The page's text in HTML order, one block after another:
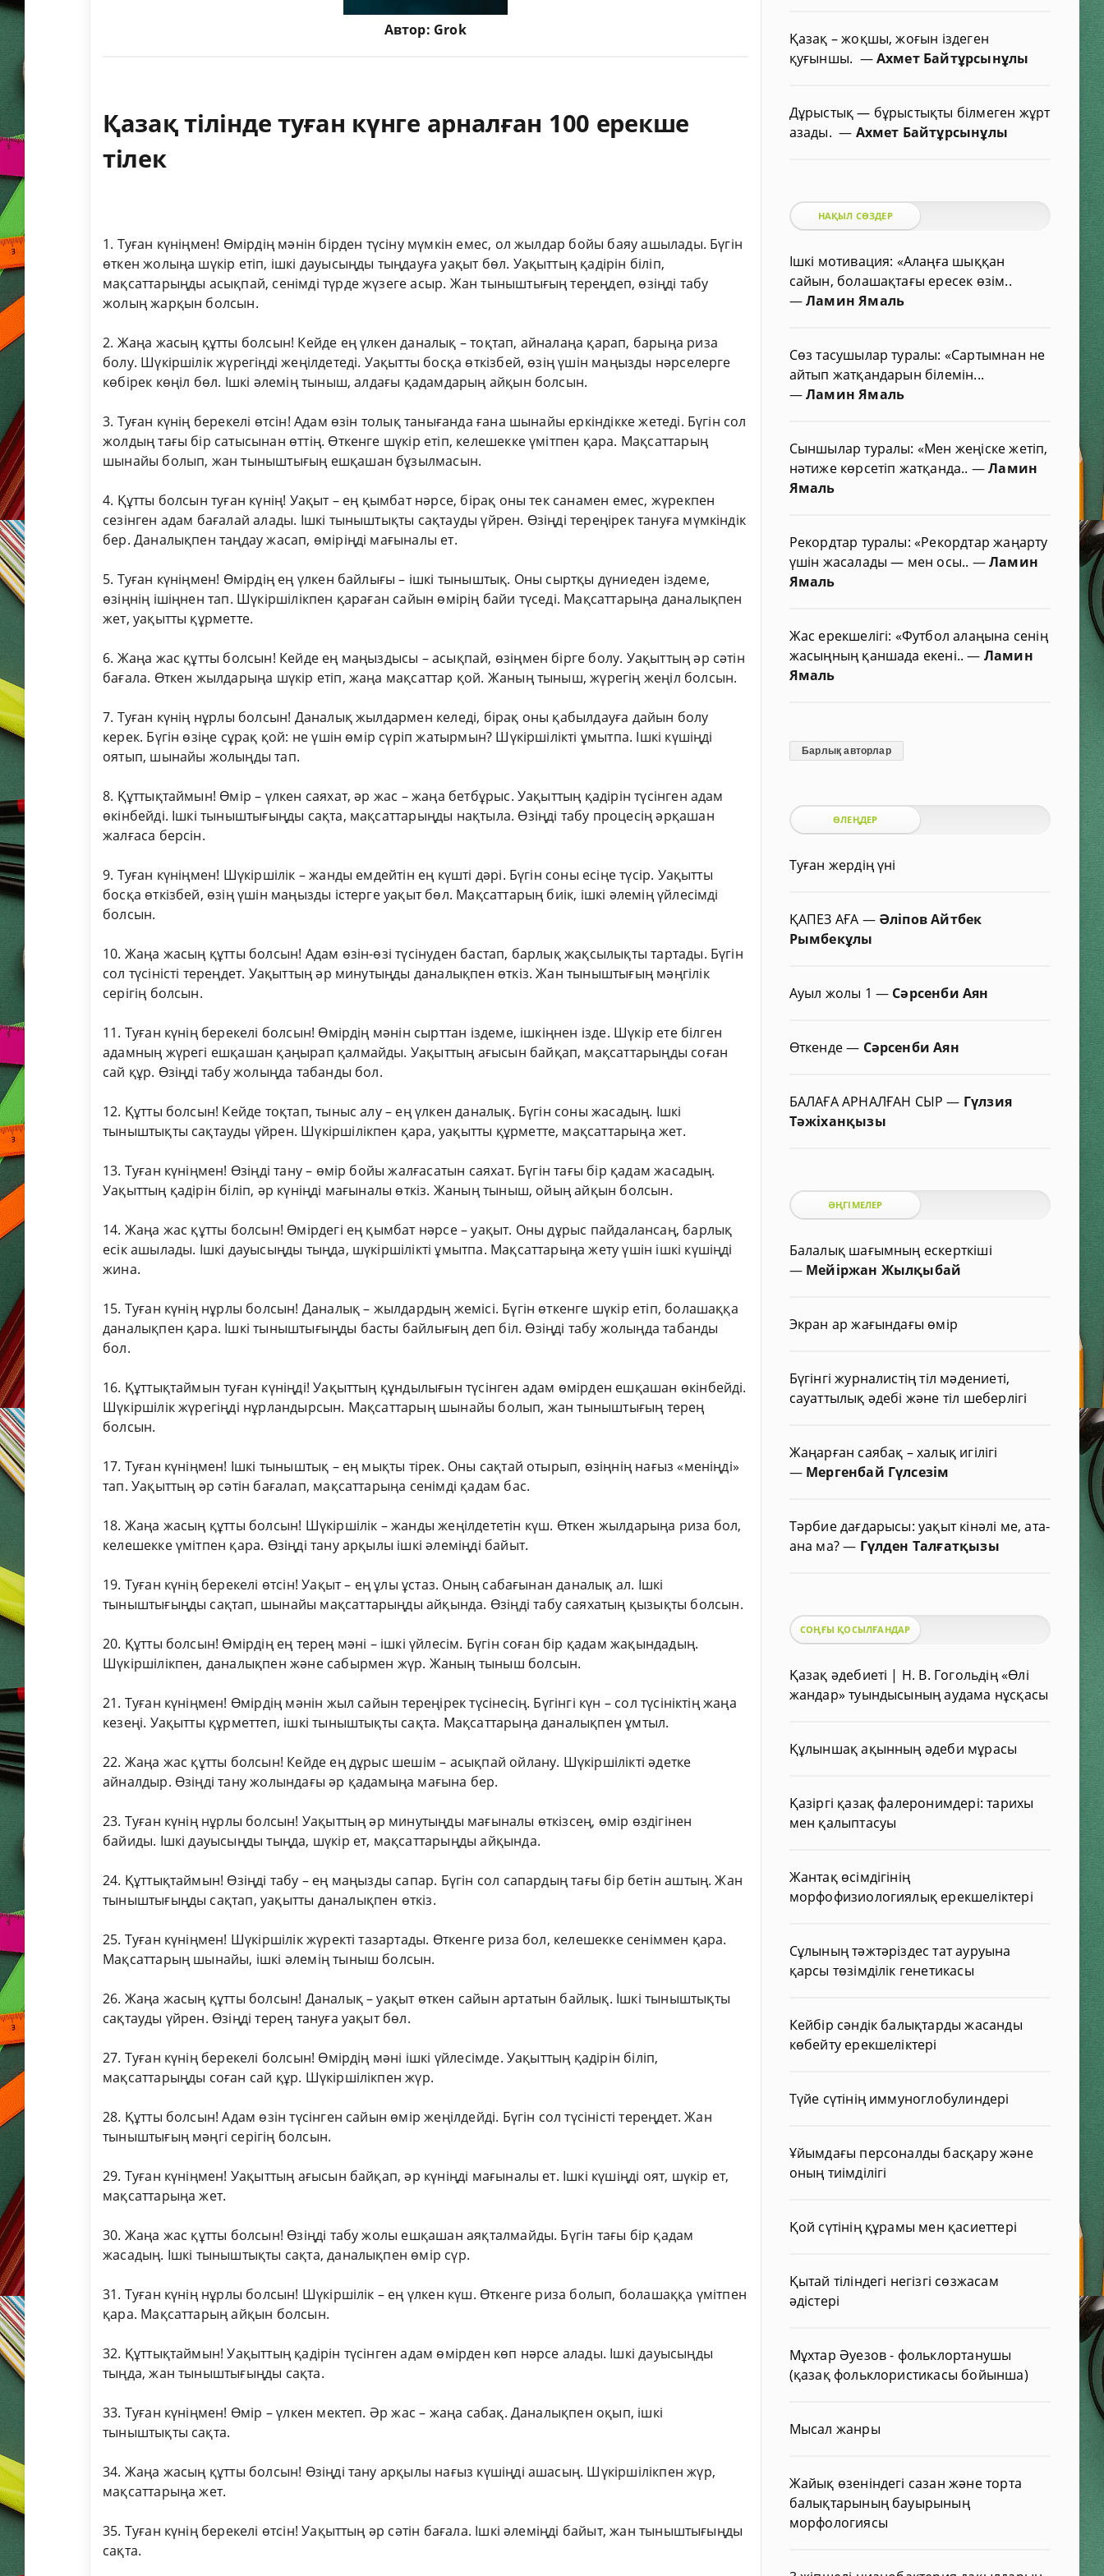
Автор: Grok
Қазақ тілінде туған күнге арналған 100 ерекше
тілек
1. Туған күніңмен! Өмірдің мәнін бірден түсіну мүмкін емес, ол жылдар бойы баяу ашылады. Бүгін
өткен жолыңа шүкір етіп, ішкі дауысыңды тыңдауға уақыт бөл. Уақыттың қадірін біліп,
мақсаттарыңды асықпай, сенімді түрде жүзеге асыр. Жан тыныштығың тереңдеп, өзіңді табу
жолың жарқын болсын.
2. Жаңа жасың құтты болсын! Кейде ең үлкен даналық – тоқтап, айналаңа қарап, барыңа риза
болу. Шүкіршілік жүрегіңді жеңілдетеді. Уақытты босқа өткізбей, өзің үшін маңызды нәрселерге
көбірек көңіл бөл. Ішкі әлемің тыныш, алдағы қадамдарың айқын болсын.
3. Туған күнің берекелі өтсін! Адам өзін толық танығанда ғана шынайы еркіндікке жетеді. Бүгін сол
жолдың тағы бір сатысынан өттің. Өткенге шүкір етіп, келешекке үмітпен қара. Мақсаттарың
шынайы болып, жан тыныштығың ешқашан бұзылмасын.
4. Құтты болсын туған күнің! Уақыт – ең қымбат нәрсе, бірақ оны тек санамен емес, жүрекпен
сезінген адам бағалай алады. Ішкі тыныштықты сақтауды үйрен. Өзіңді тереңірек тануға мүмкіндік
бер. Даналықпен таңдау жасап, өміріңді мағыналы ет.
5. Туған күніңмен! Өмірдің ең үлкен байлығы – ішкі тыныштық. Оны сыртқы дүниеден іздеме,
өзіңнің ішіңнен тап. Шүкіршілікпен қараған сайын өмірің байи түседі. Мақсаттарыңа даналықпен
жет, уақытты құрметте.
6. Жаңа жас құтты болсын! Кейде ең маңыздысы – асықпай, өзіңмен бірге болу. Уақыттың әр сәтін
бағала. Өткен жылдарыңа шүкір етіп, жаңа мақсаттар қой. Жаның тыныш, жүрегің жеңіл болсын.
7. Туған күнің нұрлы болсын! Даналық жылдармен келеді, бірақ оны қабылдауға дайын болу
керек. Бүгін өзіңе сұрақ қой: не үшін өмір сүріп жатырмын? Шүкіршілікті ұмытпа. Ішкі күшіңді
оятып, шынайы жолыңды тап.
8. Құттықтаймын! Өмір – үлкен саяхат, әр жас – жаңа бетбұрыс. Уақыттың қадірін түсінген адам
өкінбейді. Ішкі тыныштығыңды сақта, мақсаттарыңды нақтыла. Өзіңді табу процесің әрқашан
жалғаса берсін.
9. Туған күніңмен! Шүкіршілік – жанды емдейтін ең күшті дәрі. Бүгін соны есіңе түсір. Уақытты
босқа өткізбей, өзің үшін маңызды істерге уақыт бөл. Мақсаттарың биік, ішкі әлемің үйлесімді
болсын.
10. Жаңа жасың құтты болсын! Адам өзін-өзі түсінуден бастап, барлық жақсылықты тартады. Бүгін
сол түсіністі тереңдет. Уақыттың әр минутыңды даналықпен өткіз. Жан тыныштығың мәңгілік
серігің болсын.
11. Туған күнің берекелі болсын! Өмірдің мәнін сырттан іздеме, ішкіңнен ізде. Шүкір ете білген
адамның жүрегі ешқашан қаңырап қалмайды. Уақыттың ағысын байқап, мақсаттарыңды соған
сай құр. Өзіңді табу жолыңда табанды бол.
12. Құтты болсын! Кейде тоқтап, тыныс алу – ең үлкен даналық. Бүгін соны жасадың. Ішкі
тыныштықты сақтауды үйрен. Шүкіршілікпен қара, уақытты құрметте, мақсаттарыңа жет.
13. Туған күніңмен! Өзіңді тану – өмір бойы жалғасатын саяхат. Бүгін тағы бір қадам жасадың.
Уақыттың қадірін біліп, әр күніңді мағыналы өткіз. Жаның тыныш, ойың айқын болсын.
14. Жаңа жас құтты болсын! Өмірдегі ең қымбат нәрсе – уақыт. Оны дұрыс пайдалансаң, барлық
есік ашылады. Ішкі дауысыңды тыңда, шүкіршілікті ұмытпа. Мақсаттарыңа жету үшін ішкі күшіңді
жина.
15. Туған күнің нұрлы болсын! Даналық – жылдардың жемісі. Бүгін өткенге шүкір етіп, болашаққа
даналықпен қара. Ішкі тыныштығыңды басты байлығың деп біл. Өзіңді табу жолыңда табанды
бол.
16. Құттықтаймын туған күніңді! Уақыттың құндылығын түсінген адам өмірден ешқашан өкінбейді.
Шүкіршілік жүрегіңді нұрландырсын. Мақсаттарың шынайы болып, жан тыныштығың терең
болсын.
17. Туған күніңмен! Ішкі тыныштық – ең мықты тірек. Оны сақтай отырып, өзіңнің нағыз «меніңді»
тап. Уақыттың әр сәтін бағалап, мақсаттарыңа сенімді қадам бас.
18. Жаңа жасың құтты болсын! Шүкіршілік – жанды жеңілдететін күш. Өткен жылдарыңа риза бол,
келешекке үмітпен қара. Өзіңді тану арқылы ішкі әлеміңді байыт.
19. Туған күнің берекелі өтсін! Уақыт – ең ұлы ұстаз. Оның сабағынан даналық ал. Ішкі
тыныштығыңды сақтап, шынайы мақсаттарыңды айқында. Өзіңді табу саяхатың қызықты болсын.
20. Құтты болсын! Өмірдің ең терең мәні – ішкі үйлесім. Бүгін соған бір қадам жақындадың.
Шүкіршілікпен, даналықпен және сабырмен жүр. Жаның тыныш болсын.
21. Туған күніңмен! Өмірдің мәнін жыл сайын тереңірек түсінесің. Бүгінгі күн – сол түсініктің жаңа
кезеңі. Уақытты құрметтеп, ішкі тыныштықты сақта. Мақсаттарыңа даналықпен ұмтыл.
22. Жаңа жас құтты болсын! Кейде ең дұрыс шешім – асықпай ойлану. Шүкіршілікті әдетке
айналдыр. Өзіңді тану жолындағы әр қадамыңа мағына бер.
23. Туған күнің нұрлы болсын! Уақыттың әр минутыңды мағыналы өткізсең, өмір өздігінен
байиды. Ішкі дауысыңды тыңда, шүкір ет, мақсаттарыңды айқында.
24. Құттықтаймын! Өзіңді табу – ең маңызды сапар. Бүгін сол сапардың тағы бір бетін аштың. Жан
тыныштығыңды сақтап, уақытты даналықпен өткіз.
25. Туған күніңмен! Шүкіршілік жүректі тазартады. Өткенге риза бол, келешекке сеніммен қара.
Мақсаттарың шынайы, ішкі әлемің тыныш болсын.
26. Жаңа жасың құтты болсын! Даналық – уақыт өткен сайын артатын байлық. Ішкі тыныштықты
сақтауды үйрен. Өзіңді терең тануға уақыт бөл.
27. Туған күнің берекелі болсын! Өмірдің мәні ішкі үйлесімде. Уақыттың қадірін біліп,
мақсаттарыңды соған сай құр. Шүкіршілікпен жүр.
28. Құтты болсын! Адам өзін түсінген сайын өмір жеңілдейді. Бүгін сол түсіністі тереңдет. Жан
тыныштығың мәңгі серігің болсын.
29. Туған күніңмен! Уақыттың ағысын байқап, әр күніңді мағыналы ет. Ішкі күшіңді оят, шүкір ет,
мақсаттарыңа жет.
30. Жаңа жас құтты болсын! Өзіңді табу жолы ешқашан аяқталмайды. Бүгін тағы бір қадам
жасадың. Ішкі тыныштықты сақта, даналықпен өмір сүр.
31. Туған күнің нұрлы болсын! Шүкіршілік – ең үлкен күш. Өткенге риза болып, болашаққа үмітпен
қара. Мақсаттарың айқын болсын.
32. Құттықтаймын! Уақыттың қадірін түсінген адам өмірден көп нәрсе алады. Ішкі дауысыңды
тыңда, жан тыныштығыңды сақта.
33. Туған күніңмен! Өмір – үлкен мектеп. Әр жас – жаңа сабақ. Даналықпен оқып, ішкі
тыныштықты сақта.
34. Жаңа жасың құтты болсын! Өзіңді тану арқылы нағыз күшіңді ашасың. Шүкіршілікпен жүр,
мақсаттарыңа жет.
35. Туған күнің берекелі өтсін! Уақыттың әр сәтін бағала. Ішкі әлеміңді байыт, жан тыныштығыңды
сақта.
Қазақ – жоқшы, жоғын іздеген
қуғыншы. —Ахмет Байтұрсынұлы
Дұрыстық — бұрыстықты білмеген жұрт
азады.— Ахмет Байтұрсынұлы
НАҚЫЛ СӨЗДЕР
Ішкі мотивация: «Алаңға шыққан
сайын, болашақтағы ересек өзім..
—Ламин Ямаль
Сөз тасушылар туралы: «Сартымнан не
айтып жатқандарын білемін...
—Ламин Ямаль
Сыншылар туралы: «Мен жеңіске жетіп,
нәтиже көрсетіп жатқанда.. —Ламин
Ямаль
Рекордтар туралы: «Рекордтар жаңарту
үшін жасалады — мен осы.. —Ламин
Ямаль
Жас ерекшелігі: «Футбол алаңына сенің
жасыңның қаншада екені..— Ламин
Ямаль
Барлық авторлар
ӨЛЕҢДЕР
Туған жердің үні
ҚАПЕЗ АҒА — Әліпов Айтбек
Рымбекұлы
Ауыл жолы 1 — Сәрсенби Аян
Өткенде— Сәрсенби Аян
БАЛАҒА АРНАЛҒАН СЫР— Гүлзия
Тәжіханқызы
ӘҢГІМЕЛЕР
Балалық шағымның ескерткіші
— Мейіржан Жылқыбай
Экран ар жағындағы өмір
Бүгінгі журналистің тіл мәдениеті,
сауаттылық әдебі және тіл шеберлігі
Жаңарған саябақ – халық игілігі
— Мергенбай Гүлсезім
Тәрбие дағдарысы: уақыт кінәлі ме, ата-
ана ма?— Гүлден Талғатқызы
СОҢҒЫ ҚОСЫЛҒАНДАР
Қазақ әдебиеті | Н. В. Гогольдің «Өлі
жандар» туындысының аудама нұсқасы
Құлыншақ ақынның әдеби мұрасы
Қазіргі қазақ фалеронимдері: тарихы
мен қалыптасуы
Жантақ өсімдігінің
морфофизиологиялық ерекшеліктері
Сұлының тәжтәріздес тат ауруына
қарсы төзімділік генетикасы
Кейбір сәндік балықтарды жасанды
көбейту ерекшеліктері
Түйе сүтінің иммуноглобулиндері
Ұйымдағы персоналды басқару және
оның тиімділігі
Қой сүтінің құрамы мен қасиеттері
Қытай тіліндегі негізгі сөзжасам
әдістері
Мұхтар Әуезов - фольклортанушы
(қазақ фольклористикасы бойынша)
Мысал жанры
Жайық өзеніндегі сазан және торта
балықтарының бауырының
морфологиясы